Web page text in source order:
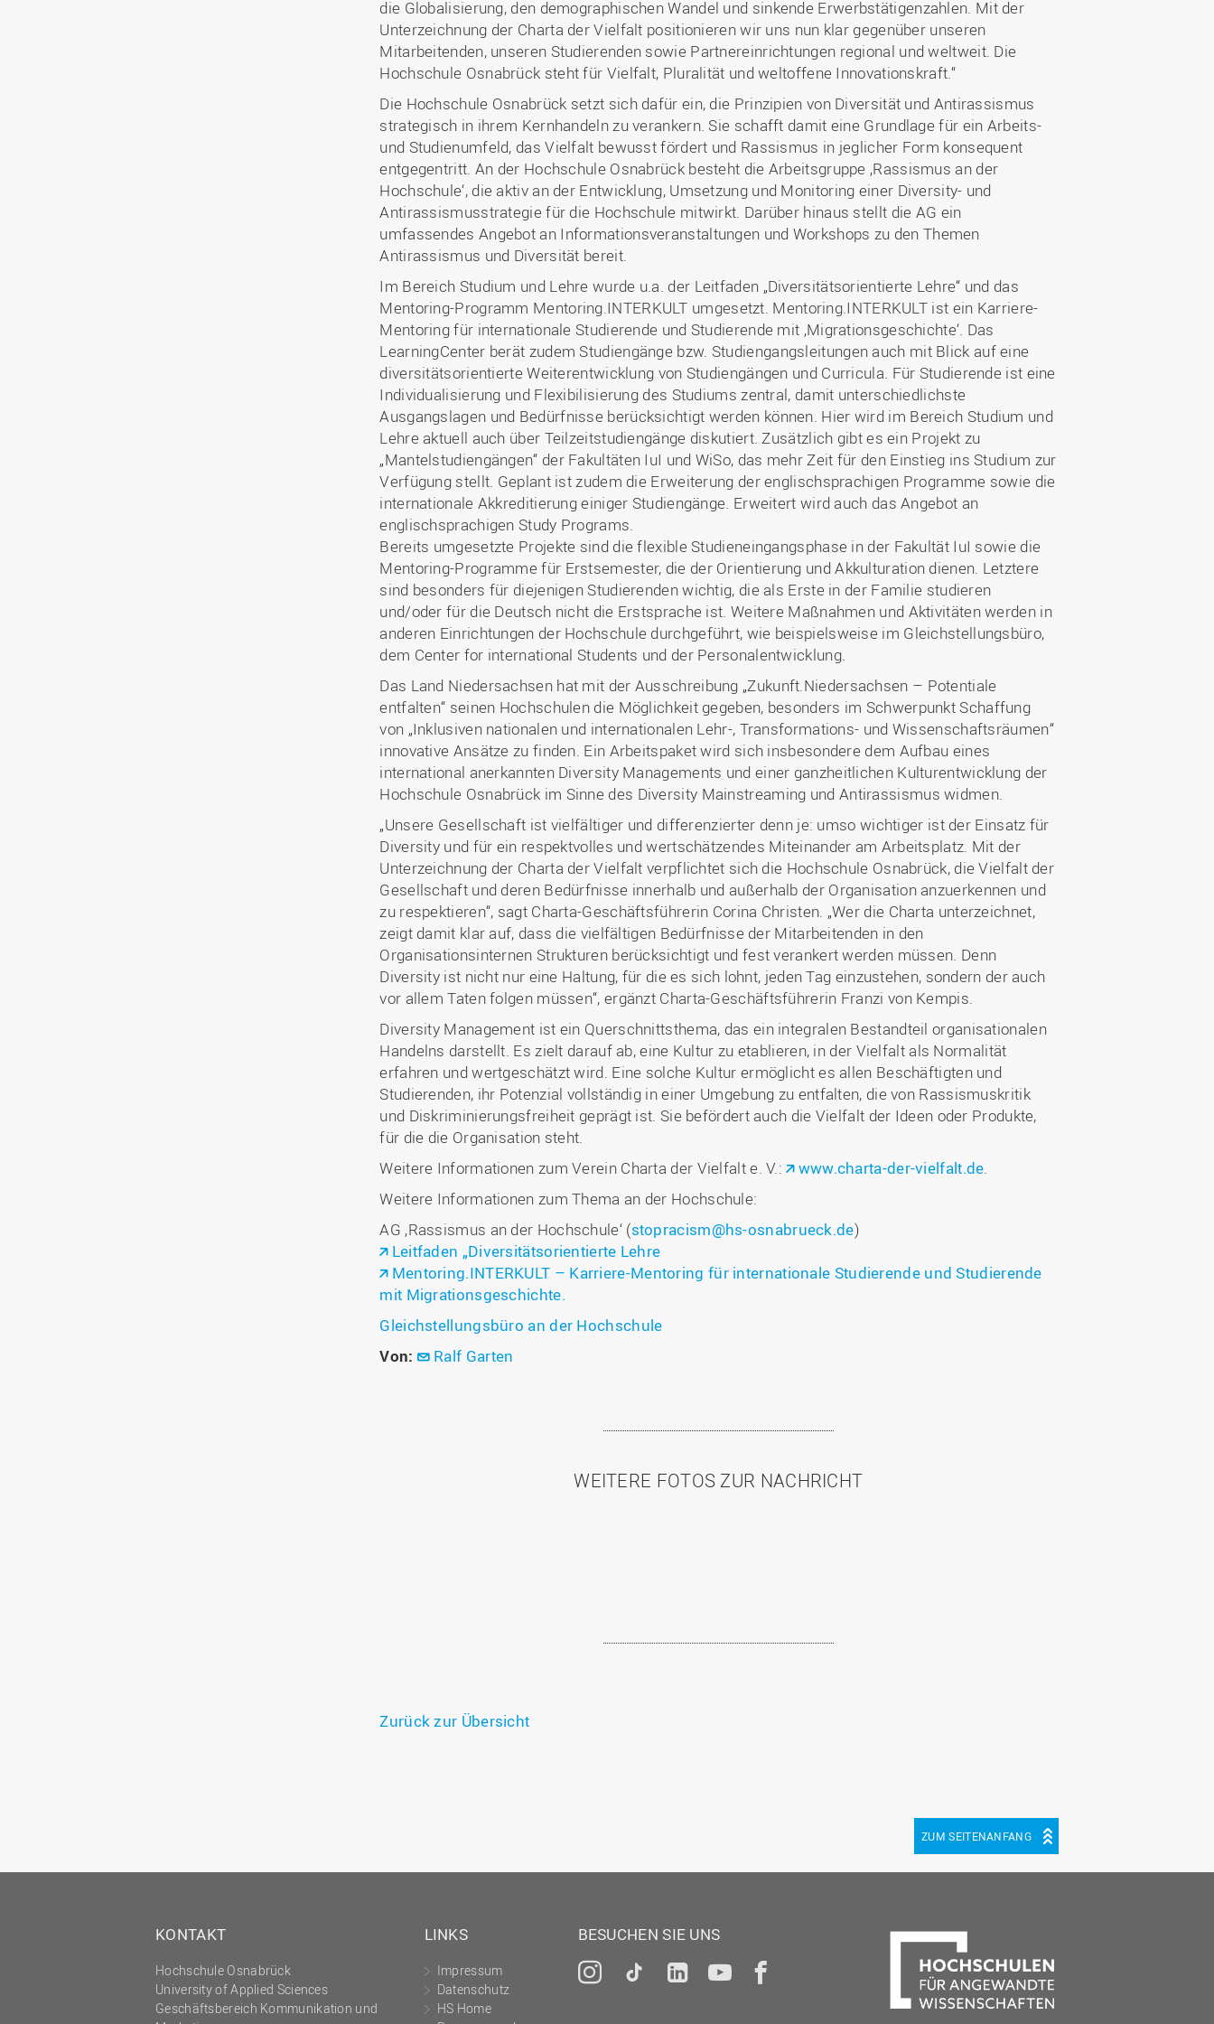
die Globalisierung, den demographischen Wandel und sinkende Erwerbstätigenzahlen. Mit der
Unterzeichnung der Charta der Vielfalt positionieren wir uns nun klar gegenüber unseren
Mitarbeitenden, unseren Studierenden sowie Partnereinrichtungen regional und weltweit. Die
Hochschule Osnabrück steht für Vielfalt, Pluralität und weltoffene Innovationskraft.“
Die Hochschule Osnabrück setzt sich dafür ein, die Prinzipien von Diversität und Antirassismus
strategisch in ihrem Kernhandeln zu verankern. Sie schafft damit eine Grundlage für ein Arbeits-
und Studienumfeld, das Vielfalt bewusst fördert und Rassismus in jeglicher Form konsequent
entgegentritt. An der Hochschule Osnabrück besteht die Arbeitsgruppe ‚Rassismus an der
Hochschule‘, die aktiv an der Entwicklung, Umsetzung und Monitoring einer Diversity- und
Antirassismusstrategie für die Hochschule mitwirkt. Darüber hinaus stellt die AG ein
umfassendes Angebot an Informationsveranstaltungen und Workshops zu den Themen
Antirassismus und Diversität bereit.
Im Bereich Studium und Lehre wurde u.a. der Leitfaden „Diversitätsorientierte Lehre“ und das
Mentoring-Programm Mentoring.INTERKULT umgesetzt. Mentoring.INTERKULT ist ein Karriere-
Mentoring für internationale Studierende und Studierende mit ‚Migrationsgeschichte‘. Das
LearningCenter berät zudem Studiengänge bzw. Studiengangsleitungen auch mit Blick auf eine
diversitätsorientierte Weiterentwicklung von Studiengängen und Curricula. Für Studierende ist eine
Individualisierung und Flexibilisierung des Studiums zentral, damit unterschiedlichste
Ausgangslagen und Bedürfnisse berücksichtigt werden können. Hier wird im Bereich Studium und
Lehre aktuell auch über Teilzeitstudiengänge diskutiert. Zusätzlich gibt es ein Projekt zu
„Mantelstudiengängen“ der Fakultäten IuI und WiSo, das mehr Zeit für den Einstieg ins Studium zur
Verfügung stellt. Geplant ist zudem die Erweiterung der englischsprachigen Programme sowie die
internationale Akkreditierung einiger Studiengänge. Erweitert wird auch das Angebot an
englischsprachigen Study Programs.
Bereits umgesetzte Projekte sind die flexible Studieneingangsphase in der Fakultät IuI sowie die
Mentoring-Programme für Erstsemester, die der Orientierung und Akkulturation dienen. Letztere
sind besonders für diejenigen Studierenden wichtig, die als Erste in der Familie studieren
und/oder für die Deutsch nicht die Erstsprache ist. Weitere Maßnahmen und Aktivitäten werden in
anderen Einrichtungen der Hochschule durchgeführt, wie beispielsweise im Gleichstellungsbüro,
dem Center for international Students und der Personalentwicklung.
Das Land Niedersachsen hat mit der Ausschreibung „Zukunft.Niedersachsen – Potentiale
entfalten“ seinen Hochschulen die Möglichkeit gegeben, besonders im Schwerpunkt Schaffung
von „Inklusiven nationalen und internationalen Lehr-, Transformations- und Wissenschaftsräumen“
innovative Ansätze zu finden. Ein Arbeitspaket wird sich insbesondere dem Aufbau eines
international anerkannten Diversity Managements und einer ganzheitlichen Kulturentwicklung der
Hochschule Osnabrück im Sinne des Diversity Mainstreaming und Antirassismus widmen.
„Unsere Gesellschaft ist vielfältiger und differenzierter denn je: umso wichtiger ist der Einsatz für
Diversity und für ein respektvolles und wertschätzendes Miteinander am Arbeitsplatz. Mit der
Unterzeichnung der Charta der Vielfalt verpflichtet sich die Hochschule Osnabrück, die Vielfalt der
Gesellschaft und deren Bedürfnisse innerhalb und außerhalb der Organisation anzuerkennen und
zu respektieren“, sagt Charta-Geschäftsführerin Corina Christen. „Wer die Charta unterzeichnet,
zeigt damit klar auf, dass die vielfältigen Bedürfnisse der Mitarbeitenden in den
Organisationsinternen Strukturen berücksichtigt und fest verankert werden müssen. Denn
Diversity ist nicht nur eine Haltung, für die es sich lohnt, jeden Tag einzustehen, sondern der auch
vor allem Taten folgen müssen“, ergänzt Charta-Geschäftsführerin Franzi von Kempis.
Diversity Management ist ein Querschnittsthema, das ein integralen Bestandteil organisationalen
Handelns darstellt. Es zielt darauf ab, eine Kultur zu etablieren, in der Vielfalt als Normalität
erfahren und wertgeschätzt wird. Eine solche Kultur ermöglicht es allen Beschäftigten und
Studierenden, ihr Potenzial vollständig in einer Umgebung zu entfalten, die von Rassismuskritik
und Diskriminierungsfreiheit geprägt ist. Sie befördert auch die Vielfalt der Ideen oder Produkte,
für die die Organisation steht.
Weitere Informationen zum Verein Charta der Vielfalt e. V.: www.charta-der-vielfalt.de.
Weitere Informationen zum Thema an der Hochschule:
AG ‚Rassismus an der Hochschule‘ (stopracism@hs-osnabrueck.de)
Leitfaden „Diversitätsorientierte Lehre
Mentoring.INTERKULT – Karriere-Mentoring für internationale Studierende und Studierende
mit Migrationsgeschichte.
Gleichstellungsbüro an der Hochschule
Von:
Ralf Garten
WEITERE FOTOS ZUR NACHRICHT
Zurück zur Übersicht
ZUM SEITENANFANG
KONTAKT
Hochschule Osnabrück
University of Applied Sciences
Geschäftsbereich Kommunikation und
LINKS
Impressum
Datenschutz
HS Home
BESUCHEN SIE UNS
Instagram
TiktokLinkedInYouTube